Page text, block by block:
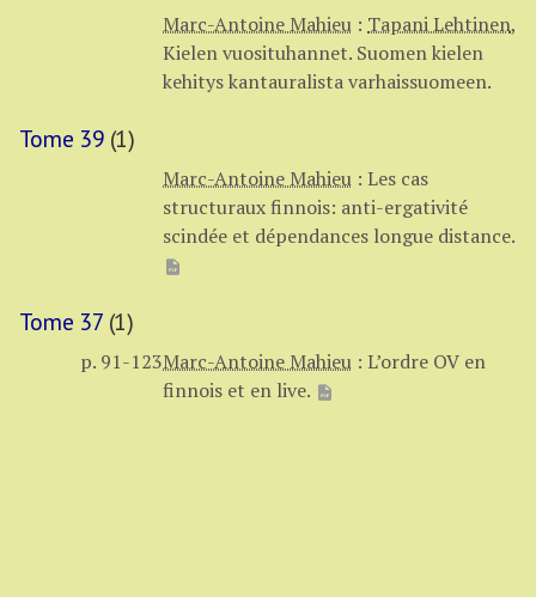
Marc-Antoine Mahieu : Tapani Lehtinen,
Kielen vuosituhannet. Suomen kielen
kehitys kantauralista varhaissuomeen.
Tome 39 (1)
Marc-Antoine Mahieu : Les cas
structuraux finnois: anti-ergativité
scindée et dépendances longue distance.
Tome 37 (1)
p. 91-123Marc-Antoine Mahieu : L’ordre OV en
finnois et en live.